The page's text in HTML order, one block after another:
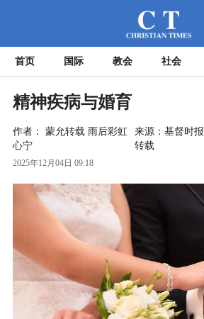
首页 国际 教会 社会
精神疾病与婚育
作者： 蒙允转载 雨后彩虹
心宁
来源：基督时
转载
2025年12月04日 09:18